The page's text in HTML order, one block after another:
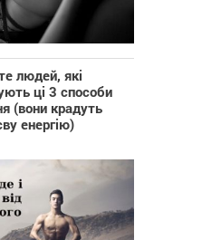
людей, які
ці 3 способи
(вони крадуть
енергію)